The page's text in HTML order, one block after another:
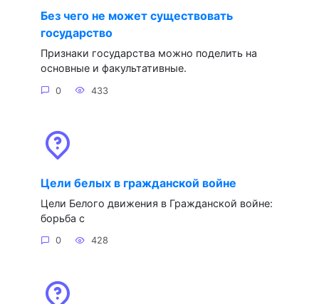
Без чего не может существовать
государство
Признаки государства можно поделить на
основные и факультативные.
0 433
Цели белых в гражданской войне
Цели Белого движения в Гражданской войне:
борьба с
0 428